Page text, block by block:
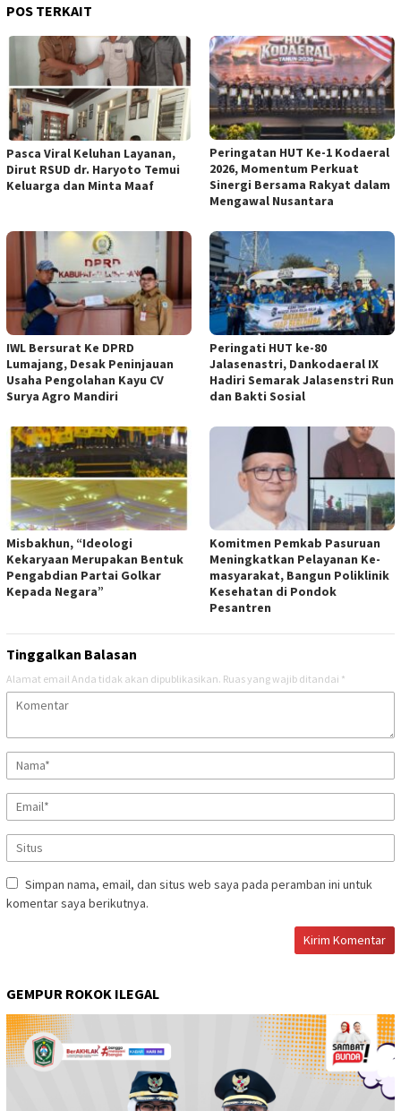
POS TERKAIT
Pasca Viral Keluhan Layanan,
Dirut RSUD dr. Haryoto Temui
Keluarga dan Minta Maaf
Peringatan HUT Ke-1 Kodaeral
2026, Momentum Perkuat
Sinergi Bersama Rakyat dalam
Mengawal Nusantara
IWL Bersurat Ke DPRD
Lumajang, Desak Peninjauan
Usaha Pengolahan Kayu CV
Surya Agro Mandiri
Peringati HUT ke-80
Jalasenastri, Dankodaeral IX
Hadiri Semarak Jalasenstri Run
dan Bakti Sosial
Misbakhun, “Ideologi
Kekaryaan Merupakan Bentuk
Pengabdian Partai Golkar
Kepada Negara”
Komitmen Pemkab Pasuruan
Meningkatkan Pelayanan Ke-
masyarakat, Bangun Poliklinik
Kesehatan di Pondok
Pesantren
Tinggalkan Balasan
Alamat email Anda tidak akan dipublikasikan. Ruas yang wajib ditandai *
Simpan nama, email, dan situs web saya pada peramban ini untuk
komentar saya berikutnya.
GEMPUR ROKOK ILEGAL